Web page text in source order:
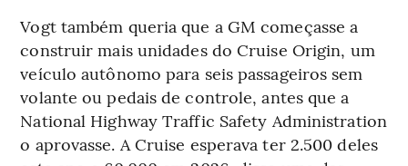
Vogt também queria que a GM começasse a
construir mais unidades do Cruise Origin, um
veículo autônomo para seis passageiros sem
volante ou pedais de controle, antes que a
National Highway Traffic Safety Administration
o aprovasse. A Cruise esperava ter 2.500 deles